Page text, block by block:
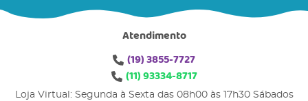
Atendimento
(19)3855-7727
(11)93334-8717
Loja Virtual: Segunda à Sexta das 08h00 às 17h30 Sábados